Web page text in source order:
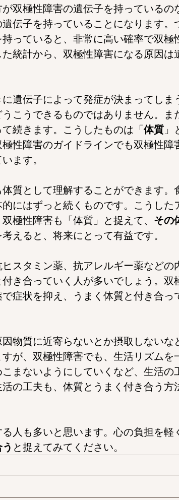
双極性障害の遺伝子を持っているの
伝子を持っていることになります。
っていると、非常に高い確率で双極
統計から、双極性障害になる原因は
遺伝子によって発症が決まってしま
こうできるものではありません。ま
続きます。こうしたものは「体質 」
性障害のガイドラインでも双極性障
ます。
質として理解することができます。
にはずっと続くものです。こうした
極性障害も「体質」と捉えて、 その
考えると、将来にとって有益です。
スタミン薬、抗アレルギー薬などの
き合っていく人が多いでしょう。双
症状を抑え、うまく体質と付き合っ
物質に近寄らないとか摂取しないな
が、双極性障害でも、生活リズムを
まないようにしていくなど、生活の
の工夫も、体質とうまく付き合う方
人も多いと思います。心の負担を軽
と捉えてみてください。